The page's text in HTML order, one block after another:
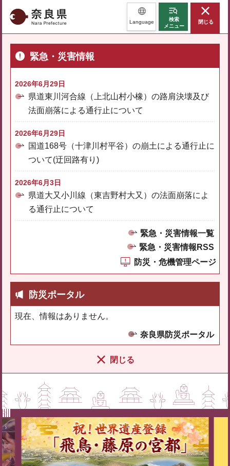
奈良県 Language
検索
メニュー
閉じる
緊急・災害情報
2026年6月29日
県道東川河合線（上北山村小橡）の路肩決壊及び
法面崩落による通行止について
2026年6月29日
国道168号（十津川村平谷）の崩土による通行止に
ついて(迂回路有り)
2026年6月3日
県道大又小川線（東吉野村大又）の法面崩落によ
る通行止について
緊急・災害情報一覧
緊急・災害情報RSS
防災・危機管理ページ
防災ポータル
現在、情報はありません。
奈良県防災ポータル
閉じる